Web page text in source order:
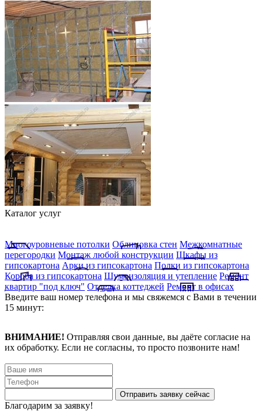
Каталог услуг
Многоуровневые потолки Облицовка стен Межкомнатные
перегородки Монтаж любой конструкции Шкафы из
гипсокартона Арки из гипсокартона Полки из гипсокартона
Короба из гипсокартона Шумоизоляция и утепление Ремонт
квартир "под ключ" Отделка коттеджей Ремонт в офисах
Введите ваш номер телефона и мы свяжемся с Вами в течении
15 минут:
ВНИМАНИЕ! Отправляя свои данные, вы даёте согласие на
их обработку. Если не согласны, то просто позвоните нам!
Благодарим за заявку!